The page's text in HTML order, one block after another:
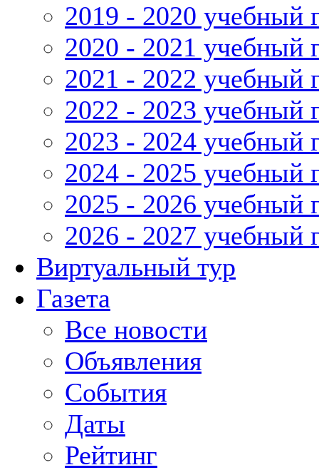
2019 - 2020 учебный
2020 - 2021 учебный
2021 - 2022 учебный
2022 - 2023 учебный
2023 - 2024 учебный
2024 - 2025 учебный
2025 - 2026 учебный
2026 - 2027 учебный
Виртуальный тур
Газета
Все новости
Объявления
События
Даты
Рейтинг